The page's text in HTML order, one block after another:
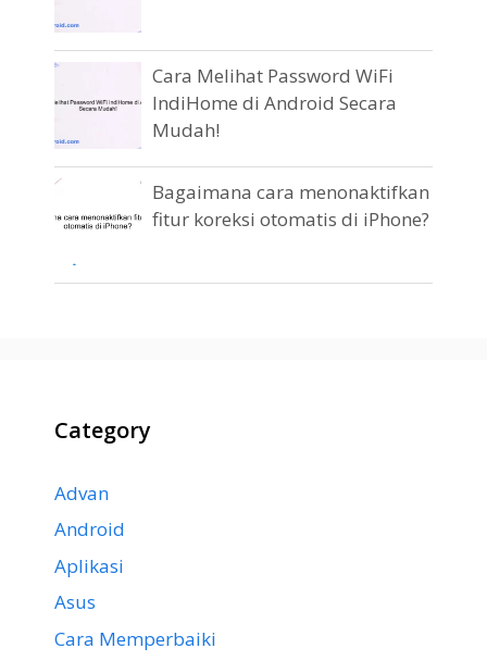
Cara Melihat Password WiFi
IndiHome di Android Secara
Mudah!
Bagaimana cara menonaktifkan
fitur koreksi otomatis di iPhone?
Category
Advan
Android
Aplikasi
Asus
Cara Memperbaiki